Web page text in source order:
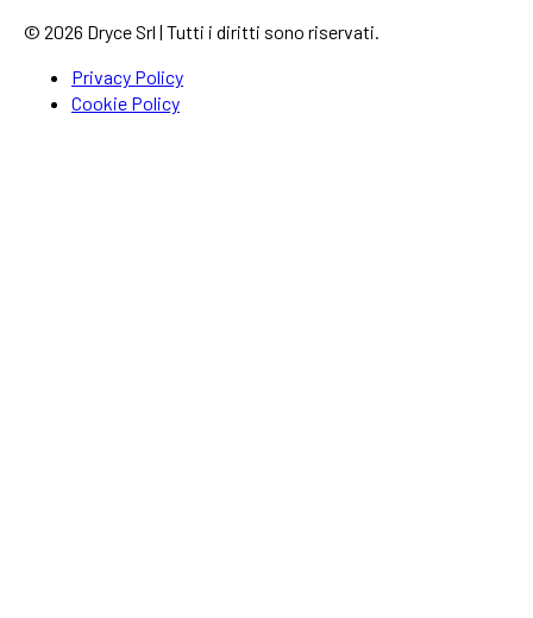
© 2026 Dryce Srl | Tutti i diritti sono riservati.
Privacy Policy
Cookie Policy